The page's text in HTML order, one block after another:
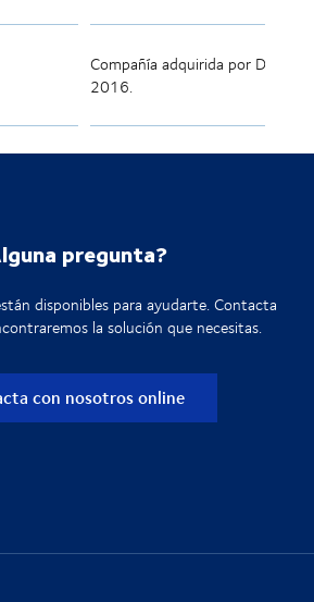
Compañía adquirida por DSV en
2016.
pregunta?
disponibles para ayudarte. Contacta
la solución que necesitas.
con nosotros online